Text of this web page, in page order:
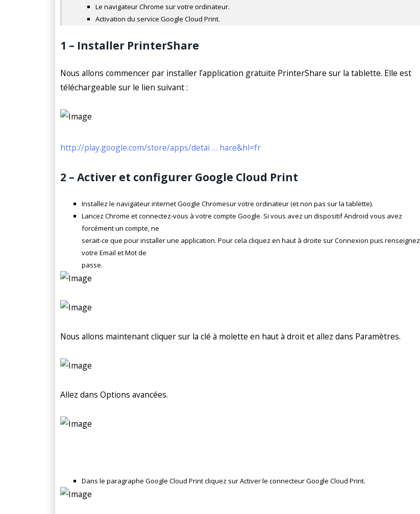
Le navigateur Chrome sur votre ordinateur.
Activation du service Google Cloud Print.
1 – Installer PrinterShare
Nous allons commencer par installer l’application gratuite PrinterShare sur la tablette. Elle est
téléchargeable sur le lien suivant :
http://play.google.com/store/apps/detai … hare&hl=fr
2 – Activer et configurer Google Cloud Print
Installez le navigateur internet Google Chromesur votre ordinateur (et non pas sur la tablette).
Lancez Chrome et connectez-vous à votre compte Google. Si vous avez un dispositif Android vous avez
forcément un compte, ne
serait-ce que pour installer une application. Pour cela cliquez en haut à droite sur Connexion puis renseignez
votre Email et Mot de
passe.
Nous allons maintenant cliquer sur la clé à molette en haut à droit et allez dans Paramètres.
Allez dans Options avancées.
Dans le paragraphe Google Cloud Print cliquez sur Activer le connecteur Google Cloud Print.